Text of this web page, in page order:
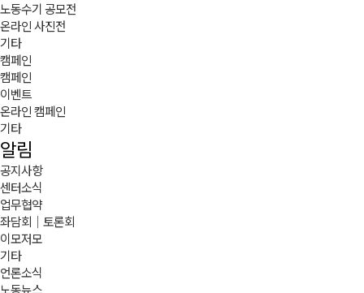
노동수기 공모전
온라인 사진전
기타
캠페인
캠페인
이벤트
온라인 캠페인
기타
알림
공지사항
센터소식
업무협약
좌담회｜토론회
이모저모
기타
언론소식
노동뉴스